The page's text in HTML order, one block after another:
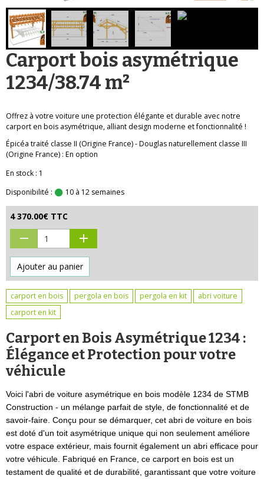
Carport bois asymétrique
1234/38.74 m²
Offrez à votre voiture une protection élégante et durable avec notre
carport en bois asymétrique, alliant design moderne et fonctionnalité !
Épicéa traité classe II (Origine France) - Douglas naturellement classe III
(Origine France) : En option
En stock : 1
Disponibilité :
10 à 12 semaines
4 370.00€ TTC
Ajouter au panier
carport en bois pergola en bois pergola en kit
abri voiture
carport en kit
Carport en Bois Asymétrique 1234 :
Élégance et Protection pour votre
véhicule
Voici l'abri de voiture asymétrique en bois modèle 1234 de STMB
Construction - un mélange parfait de style, de fonctionnalité et de
savoir-faire. Conçu pour se démarquer, cet abri de voiture en bois
est doté d'un toit asymétrique unique qui non seulement améliore
votre espace extérieur, mais fournit également un abri efficace pour
votre véhicule. Fabriqué en France, ce carport en bois est un
testament de qualité et de durabilité, garantissant que votre voiture